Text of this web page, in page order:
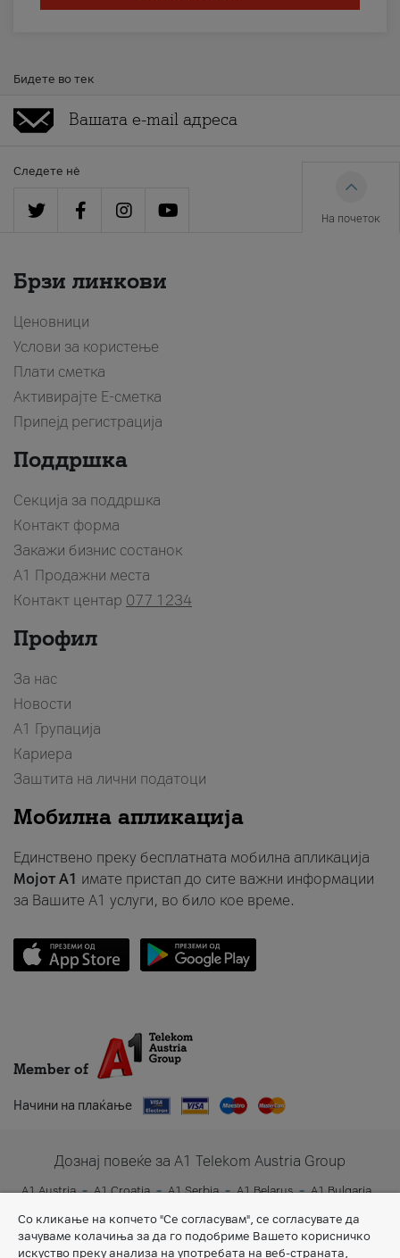
Бидете во тек
Следете нè
На почеток
Брзи линкови
Ценовници
Услови за користење
Плати сметка
Активирајте Е-сметка
Припејд регистрација
Поддршка
Секција за поддршка
Контакт форма
Закажи бизнис состанок
A1 Продажни места
Контакт центар 077 1234
Профил
За нас
Новости
А1 Групација
Кариера
Заштита на лични податоци
Мобилна апликација
Единствено преку бесплатната мобилна апликација
Мојот A1 имате пристап до сите важни информации
за Вашите A1 услуги, во било кое време.
Member of
Начини на плаќање
Дознај повеќе за A1 Telekom Austria Group
A1 Austria A1 Croatia A1 Serbia A1 Belarus
A1 Bulgaria
Со кликање на копчето "Се согласувам", се согласувате да
зачуваме колачиња за да го подобриме Вашето корисничко
искуство преку анализа на употребата на веб-страната,